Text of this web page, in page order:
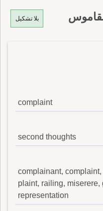
بلا تشكيل
complaint
second thoughts
complainant,
plaint, railing, miserere,
representation